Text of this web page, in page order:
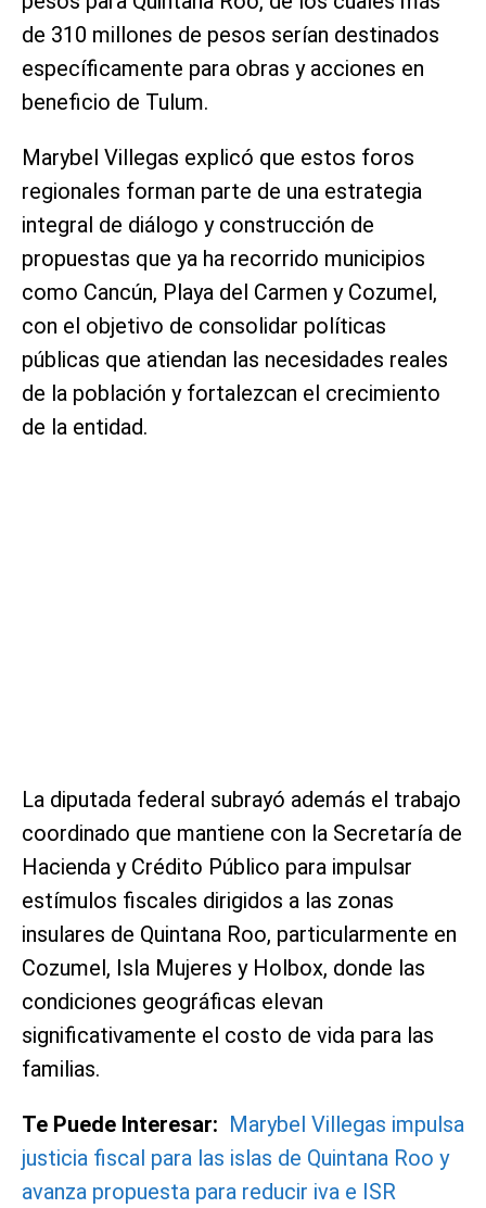
de 310 millones de pesos serían destinados
específicamente para obras y acciones en
beneficio de Tulum.
Marybel Villegas explicó que estos foros
regionales forman parte de una estrategia
integral de diálogo y construcción de
propuestas que ya ha recorrido municipios
como Cancún, Playa del Carmen y Cozumel,
con el objetivo de consolidar políticas
públicas que atiendan las necesidades reales
de la población y fortalezcan el crecimiento
de la entidad.
La diputada federal subrayó además el trabajo
coordinado que mantiene con la Secretaría de
Hacienda y Crédito Público para impulsar
estímulos fiscales dirigidos a las zonas
insulares de Quintana Roo, particularmente en
Cozumel, Isla Mujeres y Holbox, donde las
condiciones geográficas elevan
significativamente el costo de vida para las
familias.
Te Puede Interesar: Marybel Villegas impulsa
justicia fiscal para las islas de Quintana Roo y
avanza propuesta para reducir iva e ISR